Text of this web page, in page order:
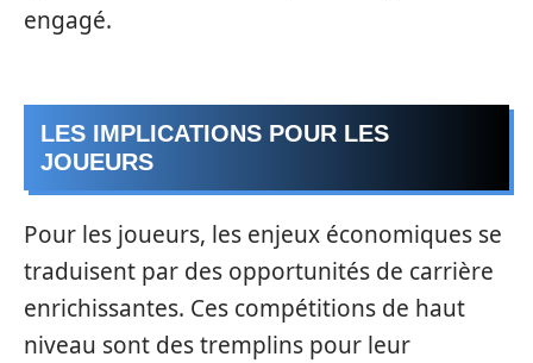
engagé.
LES IMPLICATIONS POUR LES
JOUEURS
Pour les joueurs, les enjeux économiques se
traduisent par des opportunités de carrière
enrichissantes. Ces compétitions de haut
niveau sont des tremplins pour leur